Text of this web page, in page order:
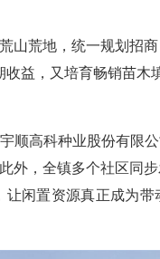
山荒地，统一规划招
益，又培育畅销苗木
顺高科种业股份有限
外，全镇多个社区同
闲置资源真正成为